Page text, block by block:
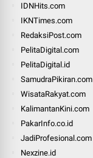
IDNHits.com
IKNTimes.com
RedaksiPost.com
PelitaDigital.com
PelitaDigital.id
SamudraPikiran.com
WisataRakyat.com
KalimantanKini.com
PakarInfo.co.id
JadiProfesional.com
Nexzine.id